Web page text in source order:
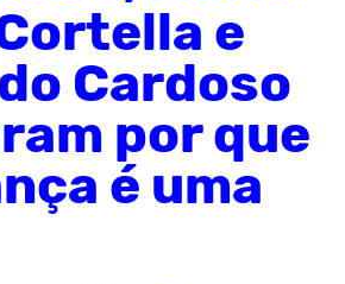
e
Cardoso
por que
é uma